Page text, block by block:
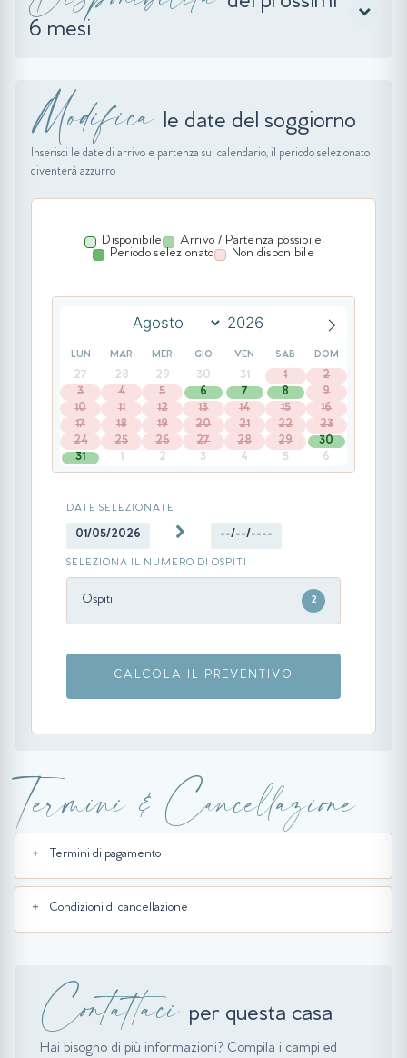
6 mesi
Modifica le date del soggiorno
Inserisci le date di arrivo e partenza sul calendario, il periodo selezionato
diventerà azzurro
Disponibile
Arrivo / Partenza possibile
Periodo selezionato
Non disponibile
LUN MAR MER GIO VEN SAB DOM
27 28 29 30 31 1
2
3
4 5 6 7 8
9
10
11 12 13 14 15
16
17
18 19 20 21 22
23
24
25 26 27 28 29
30
31
1 2 3 4 5 6
DATE SELEZIONATE
01/05/2026 --/--/----
SELEZIONA IL NUMERO DI OSPITI
Ospiti 2
CALCOLA IL PREVENTIVO
Termini & Cancellazione
Termini di pagamento
Condizioni di cancellazione
Contattaci per questa casa
Hai bisogno di più informazioni? Compila i campi ed